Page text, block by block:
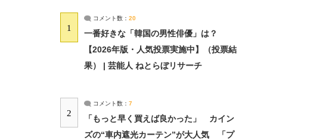
1
コメント数： 20
一番好きな「韓国の男性俳優」は？
【2026年版・人気投票実施中】（投票結
果） | 芸能人 ねとらぼリサーチ
2
コメント数： 7
「もっと早く買えば良かった」 カイン
ズの“車内遮光カーテン”が大人気 「プ